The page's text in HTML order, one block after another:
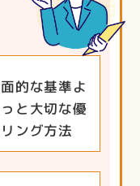
的な基準よ
と大切な優
ング方法